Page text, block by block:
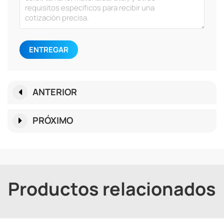
ENTREGAR
ANTERIOR
PRÓXIMO
Productos relacionados